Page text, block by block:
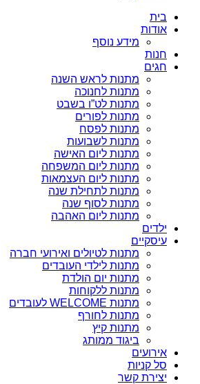
בית
אודות
מידע נוסף
חנות
חגים
מתנות לראש השנה
מתנות לחנוכה
מתנות לט”ו בשבט
מתנות לפורים
מתנות לפסח
מתנות לשבועות
מתנות ליום האישה
מתנות ליום המשפחה
מתנות ליום העצמאות
מתנות לתחילת שנה
מתנות לסוף שנה
מתנות ליום האהבה
ילדים
עיסקיים
מתנות לטיולים ואירועי חברה
מתנות לילדי העובדים
מתנות יום הולדת
מתנות ללקוחות
מתנות WELCOME לעובדים
מתנות לחורף
מתנות קיץ
ביגוד ממותג
אירועים
סל קניות
יצירת קשר